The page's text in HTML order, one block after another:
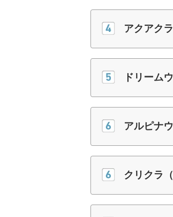
アクアク
ドリーム
アルピナ
クリクラ